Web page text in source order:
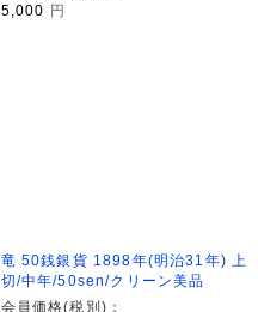
5,000
円
竜 50銭銀貨 1898年(明治31年) 上
切/中年/50sen/クリーン美品
会員価格(税別)：